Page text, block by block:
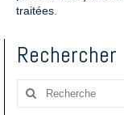
traitées
Rechercher
Rechercher